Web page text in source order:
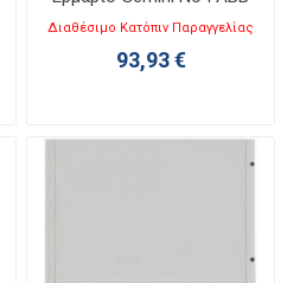
Διαθέσιμο Κατόπιν Παραγγελίας
93,93 €